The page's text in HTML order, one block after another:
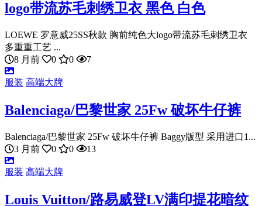
logo带流苏毛刺绣卫衣 黑色 白色
LOEWE 罗意威25SS秋款 胸前纯色大logo带流苏毛刺绣卫衣
多重重工艺 ...
8 月前
0 0 7
服装 高端大牌
Balenciaga/巴黎世家 25Fw 破坏牛仔裤
Balenciaga/巴黎世家 25Fw 破坏牛仔裤 Baggy版型 采用进口1...
3 月前
0 0 13
服装 高端大牌
Louis Vuitton/路易威登LV满印提花暗纹